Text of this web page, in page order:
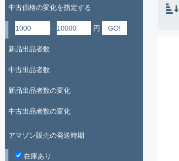
中古価格の変化を指定する
- 円
新品出品者数
中古出品者数
新品出品者数の変化
中古出品者数の変化
アマゾン販売の発送時期
在庫あり